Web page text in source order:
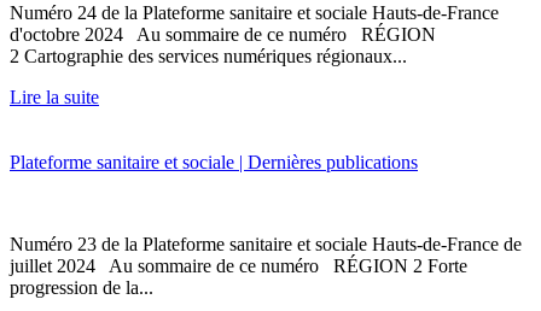
Numéro 24 de la Plateforme sanitaire et sociale Hauts-de-France
d'octobre 2024 Au sommaire de ce numéro RÉGION
2 Cartographie des services numériques régionaux...
Lire la suite
Plateforme sanitaire et sociale | Dernières publications
Numéro 23 de la Plateforme sanitaire et sociale Hauts-de-France de
juillet 2024 Au sommaire de ce numéro RÉGION 2 Forte
progression de la...